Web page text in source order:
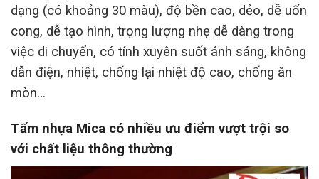
dạng (có khoảng 30 màu), độ bền cao, dẻo, dễ uốn
cong, dễ tạo hình, trọng lượng nhẹ dễ dàng trong
việc di chuyển, có tính xuyên suốt ánh sáng, không
dẫn điện, nhiệt, chống lại nhiệt độ cao, chống ăn
mòn…
Tấm nhựa Mica có nhiều ưu điểm vượt trội so
với chất liệu thông thường